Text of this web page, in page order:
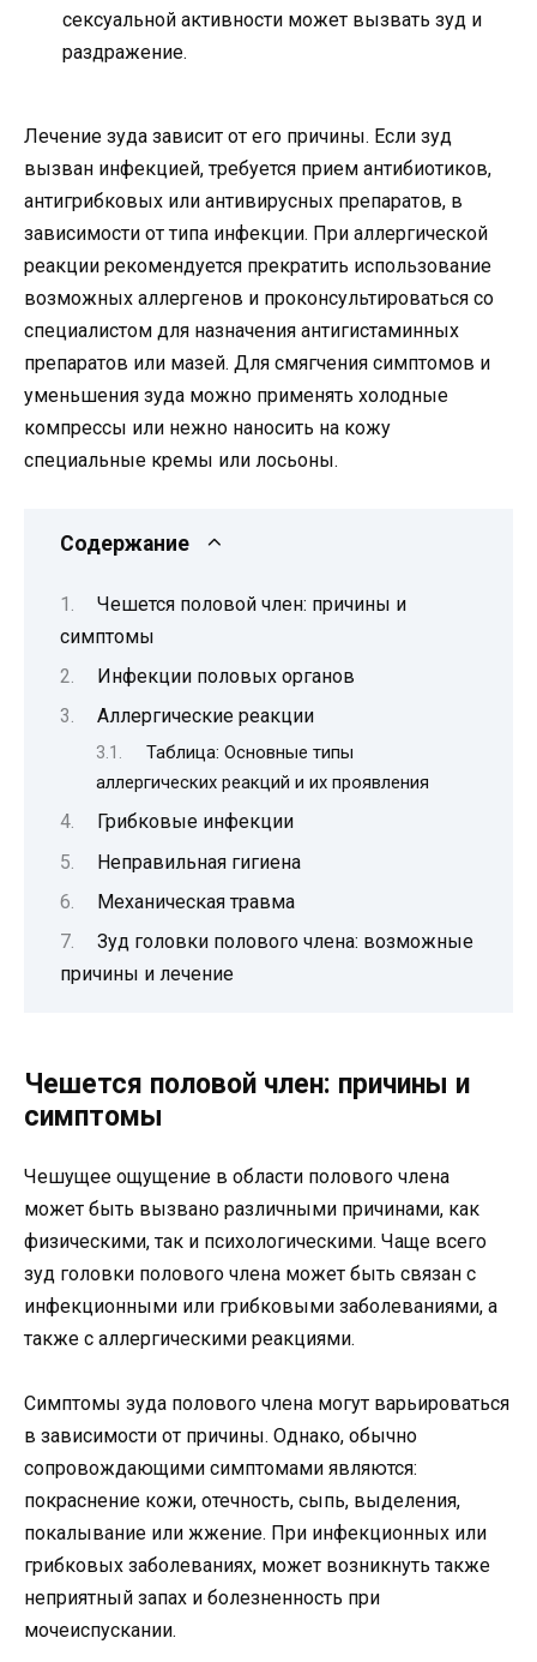
сексуальной активности может вызвать зуд и
раздражение.
Лечение зуда зависит от его причины. Если зуд
вызван инфекцией, требуется прием антибиотиков,
антигрибковых или антивирусных препаратов, в
зависимости от типа инфекции. При аллергической
реакции рекомендуется прекратить использование
возможных аллергенов и проконсультироваться со
специалистом для назначения антигистаминных
препаратов или мазей. Для смягчения симптомов и
уменьшения зуда можно применять холодные
компрессы или нежно наносить на кожу
специальные кремы или лосьоны.
Содержание
Чешется половой член: причины и
симптомы
Инфекции половых органов
Аллергические реакции
Таблица: Основные типы
аллергических реакций и их проявления
Грибковые инфекции
Неправильная гигиена
Механическая травма
Зуд головки полового члена: возможные
причины и лечение
Чешется половой член: причины и
симптомы
Чешущее ощущение в области полового члена
может быть вызвано различными причинами, как
физическими, так и психологическими. Чаще всего
зуд головки полового члена может быть связан с
инфекционными или грибковыми заболеваниями, а
также с аллергическими реакциями.
Симптомы зуда полового члена могут варьироваться
в зависимости от причины. Однако, обычно
сопровождающими симптомами являются:
покраснение кожи, отечность, сыпь, выделения,
покалывание или жжение. При инфекционных или
грибковых заболеваниях, может возникнуть также
неприятный запах и болезненность при
мочеиспускании.